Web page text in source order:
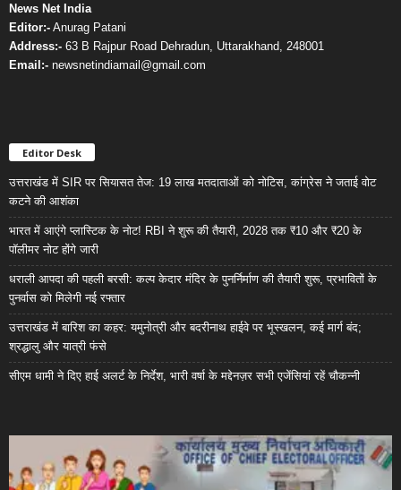
News Net India
Editor:- Anurag Patani
Address:- 63 B Rajpur Road Dehradun, Uttarakhand, 248001
Email:- newsnetindiamail@gmail.com
Editor Desk
उत्तराखंड में SIR पर सियासत तेज: 19 लाख मतदाताओं को नोटिस, कांग्रेस ने जताई वोट
कटने की आशंका
भारत में आएंगे प्लास्टिक के नोट! RBI ने शुरू की तैयारी, 2028 तक ₹10 और ₹20 के
पॉलीमर नोट होंगे जारी
धराली आपदा की पहली बरसी: कल्प केदार मंदिर के पुनर्निर्माण की तैयारी शुरू, प्रभावितों के
पुनर्वास को मिलेगी नई रफ्तार
उत्तराखंड में बारिश का कहर: यमुनोत्री और बदरीनाथ हाईवे पर भूस्खलन, कई मार्ग बंद;
श्रद्धालु और यात्री फंसे
सीएम धामी ने दिए हाई अलर्ट के निर्देश, भारी वर्षा के मद्देनज़र सभी एजेंसियां रहें चौकन्नी